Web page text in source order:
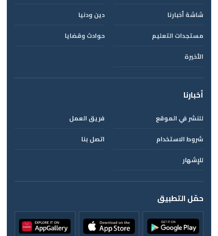
شاشة أخبارنا
دين ودنيا
مستجدات التعليم
حوادث وقضايا
الأخيرة
أخبارنا
للنشر في الموقع
فريق العمل
شروط الاستخدام
اتصل بنا
للإشهار
حمّل التطبيق